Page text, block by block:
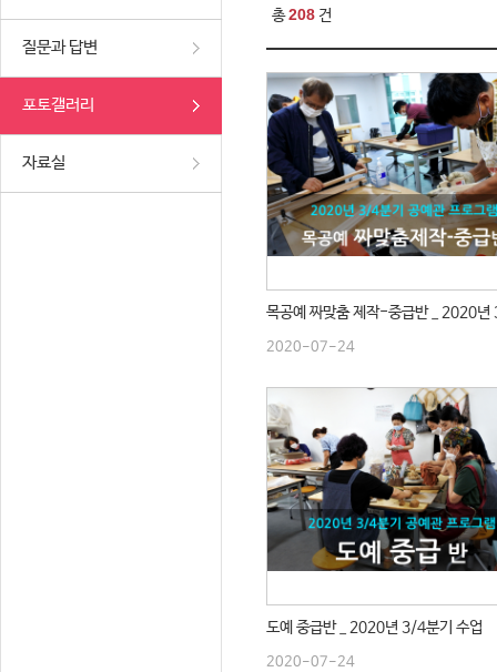
질문과 답변
포토갤러리
자료실
총208 건
2020-07-24
도예 중급반 _ 2020년 3/4분기 수업
2020-07-24